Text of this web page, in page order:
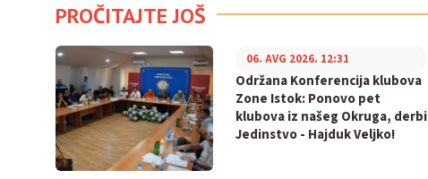
PROČITAJTE JOŠ
Održana Konferencija klubova
Zone Istok: Ponovo pet
klubova iz našeg Okruga, derbi
Jedinstvo - Hajduk Veljko!
06. AVG 2026. 12:31